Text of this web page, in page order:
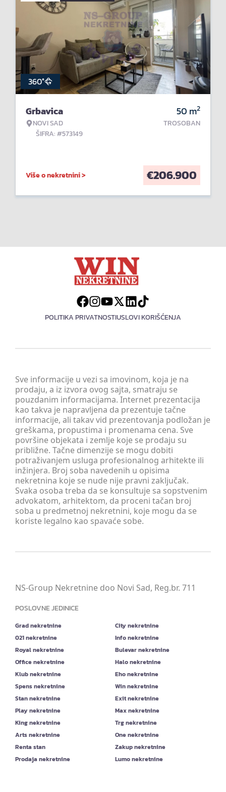
360°
Grbavica
NOVI SAD
ŠIFRA: #573149
50 m2
TROSOBAN
Više o nekretnini > €206.900
POLITIKA PRIVATNOSTIUSLOVI KORIŠĆENJA
Sve informacije u vezi sa imovinom, koja je na
prodaju, a iz izvora ovog sajta, smatraju se
pouzdanim informacijama. Internet prezentacija
kao takva je napravljena da prezentuje tačne
informacije, ali takav vid prezentovanja podložan je
greškama, propustima i promenama cena. Sve
površine objekata i zemlje koje se prodaju su
približne. Tačne dimenzije se mogu dobiti
potraživanjem usluga profesionalnog arhitekte ili
inžinjera. Broj soba navedenih u opisima
nekretnina koje se nude nije pravni zaključak.
Svaka osoba treba da se konsultuje sa sopstvenim
advokatom, arhitektom, da proceni tačan broj
soba u predmetnoj nekretnini, koje mogu da se
koriste legalno kao spavaće sobe.
NS-Group Nekretnine doo Novi Sad, Reg.br. 711
POSLOVNE JEDINICE
Grad nekretnine
City nekretnine
021 nekretnine
Info nekretnine
Royal nekretnine
Bulevar nekretnine
Office nekretnine
Halo nekretnine
Klub nekretnine
Eho nekretnine
Spens nekretnine
Win nekretnine
Stan nekretnine
Exit nekretnine
Play nekretnine
Max nekretnine
King nekretnine
Trg nekretnine
Arts nekretnine
One nekretnine
Renta stan
Zakup nekretnine
Prodaja nekretnine
Lumo nekretnine